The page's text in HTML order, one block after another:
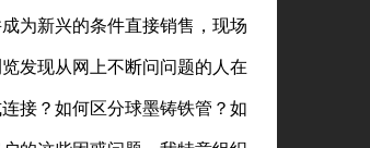
为新兴的条件直接销售，现场
发现从网上不断问问题的人在
接？如何区分球墨铸铁管？如